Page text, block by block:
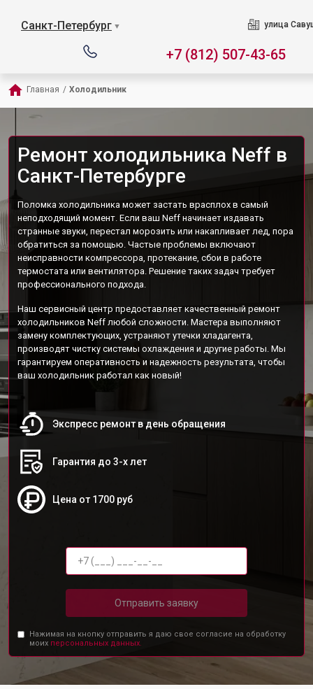
Санкт-Петербург ▼ улица
+7 (812) 507-43-65
Главная / Холодильник
Ремонт холодильника Neff в
Санкт-Петербурге
Поломка холодильника может застать врасплох в самый
неподходящий момент. Если ваш Neff начинает издавать
странные звуки, перестал морозить или накапливает лед, пора
обратиться за помощью. Частые проблемы включают
неисправности компрессора, протекание, сбои в работе
термостата или вентилятора. Решение таких задач требует
профессионального подхода.
Наш сервисный центр предоставляет качественный ремонт
холодильников Neff любой сложности. Мастера выполняют
замену комплектующих, устраняют утечки хладагента,
производят чистку системы охлаждения и другие работы. Мы
гарантируем оперативность и надежность результата, чтобы
ваш холодильник работал как новый!
Экспресс ремонт в день обращения
Гарантия до 3-х лет
Цена от 1700 руб
Отправить заявку
Нажимая на кнопку отправить я даю свое согласие на обработку
моих персональных данных.